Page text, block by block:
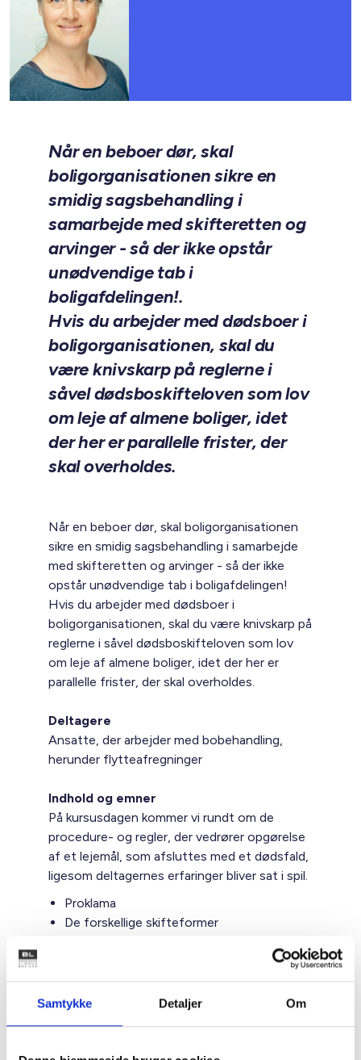
Samtykke Detaljer Om
Når en beboer dør, skal
boligorganisationen sikre en
smidig sagsbehandling i
samarbejde med skifteretten og
arvinger - så der ikke opstår
unødvendige tab i
boligafdelingen!.
Hvis du arbejder med dødsboer i
boligorganisationen, skal du
være knivskarp på reglerne i
såvel dødsboskifteloven som lov
om leje af almene boliger, idet
der her er parallelle frister, der
skal overholdes.
Når en beboer dør, skal boligorganisationen
sikre en smidig sagsbehandling i samarbejde
med skifteretten og arvinger - så der ikke
opstår unødvendige tab i boligafdelingen!
Hvis du arbejder med dødsboer i
boligorganisationen, skal du være knivskarp på
reglerne i såvel dødsboskifteloven som lov
om leje af almene boliger, idet der her er
parallelle frister, der skal overholdes.
Deltagere
Ansatte, der arbejder med bobehandling,
herunder flytteafregninger
Indhold og emner
På kursusdagen kommer vi rundt om de
procedure- og regler, der vedrører opgørelse
af et lejemål, som afsluttes med et dødsfald,
ligesom deltagernes erfaringer bliver sat i spil.
Proklama
De forskellige skifteformer
Opsigelsesmuligheder ved plejeboliger
og andre botyper